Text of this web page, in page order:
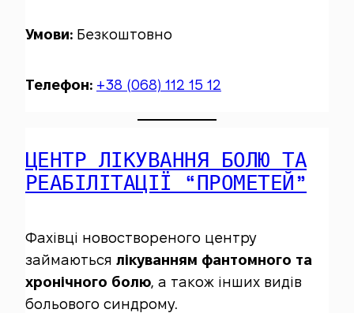
Умови: Безкоштовно
Телефон: +38 (068) 112 15 12
ЦЕНТР ЛІКУВАННЯ БОЛЮ ТА
РЕАБІЛІТАЦІЇ “ПРОМЕТЕЙ”
Фахівці новоствореного центру
займаються лікуванням фантомного та
хронічного болю, а також інших видів
больового синдрому.